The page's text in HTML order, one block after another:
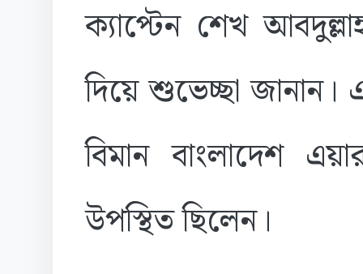
ক্যাপ্টেন শেখ
দিয়ে শুভেচ্ছা
বিমান বাংলাদেশ
উপস্থিত ছিলেন।